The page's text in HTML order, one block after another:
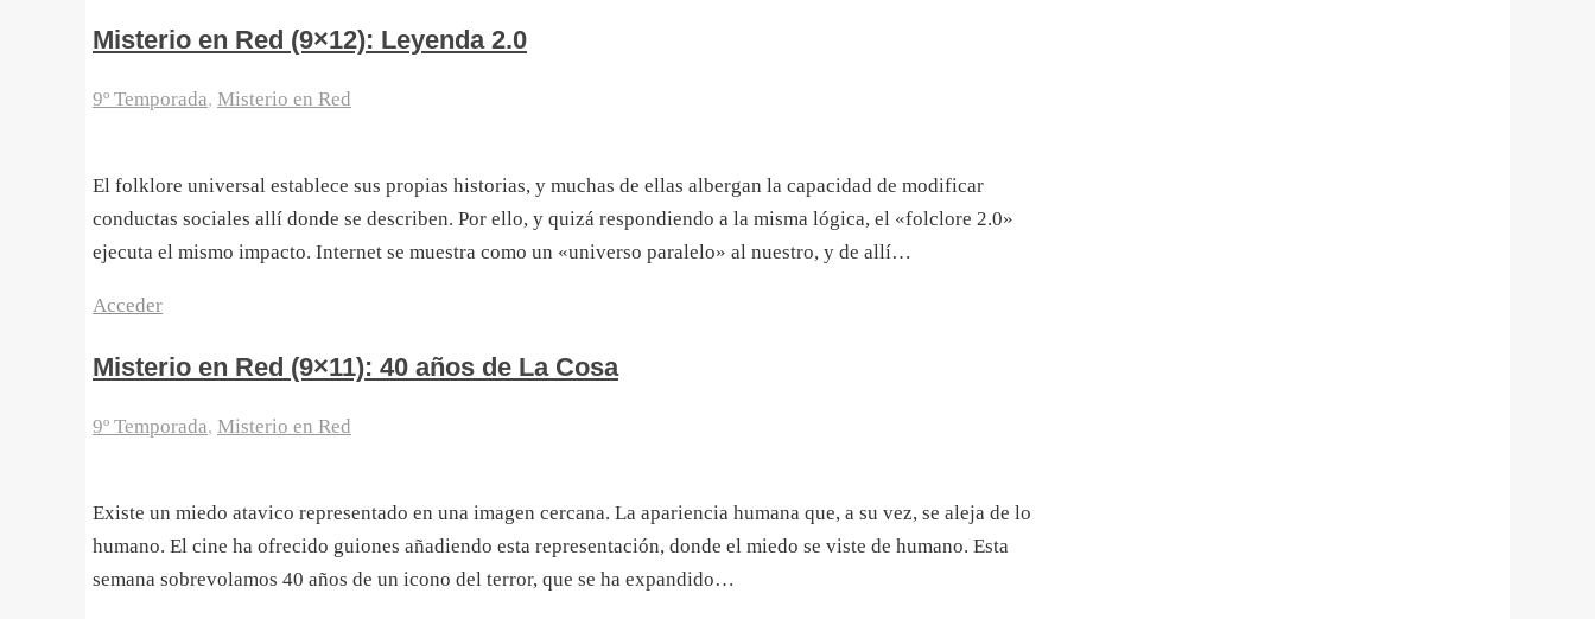
Misterio en Red (9×12): Leyenda 2.0
9º Temporada, Misterio en Red
El folklore universal establece sus propias historias, y muchas de ellas albergan la capacidad de modificar
conductas sociales allí donde se describen. Por ello, y quizá respondiendo a la misma lógica, el «folclore 2.0»
ejecuta el mismo impacto. Internet se muestra como un «universo paralelo» al nuestro, y de allí…
Acceder
Misterio en Red (9×11): 40 años de La Cosa
9º Temporada, Misterio en Red
Existe un miedo atavico representado en una imagen cercana. La apariencia humana que, a su vez, se aleja de lo
humano. El cine ha ofrecido guiones añadiendo esta representación, donde el miedo se viste de humano. Esta
semana sobrevolamos 40 años de un icono del terror, que se ha expandido…